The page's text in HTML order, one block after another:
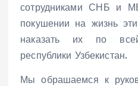
сотрудниками СНБ и
покушении на жизнь
наказать их по
республики Узбекистан.
Мы обрашаемся к